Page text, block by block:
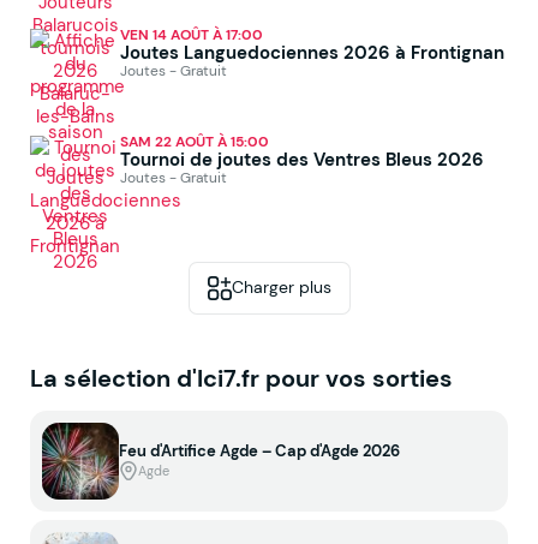
VEN 14 AOÛT À 17:00
Joutes Languedociennes 2026 à Frontignan
Joutes - Gratuit
SAM 22 AOÛT À 15:00
Tournoi de joutes des Ventres Bleus 2026
Joutes - Gratuit
Charger plus
La sélection d'Ici7.fr pour vos sorties
Feu d'Artifice Agde – Cap d'Agde 2026
Agde